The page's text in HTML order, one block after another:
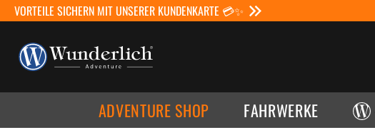
VORTEILE SICHERN MIT UNSERER KUNDENKARTE 💳✨
ADVENTURE SHOP FAHRWERKE